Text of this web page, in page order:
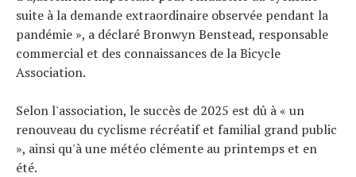
suite à la demande extraordinaire observée pendant la
pandémie », a déclaré Bronwyn Benstead, responsable
commercial et des connaissances de la Bicycle
Association.
Selon l'association, le succès de 2025 est dû à « un
renouveau du cyclisme récréatif et familial grand public
», ainsi qu'à une météo clémente au printemps et en
été.